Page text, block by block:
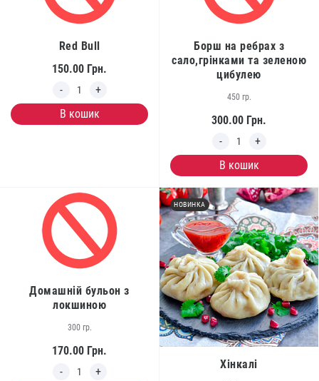
Red Bull
150.00 Грн.
В кошик
Борш на ребрах з
сало,грінками та зеленою
цибулею
450 гр.
300.00 Грн.
В кошик
Домашній бульон з
локшиною
300 гр.
170.00 Грн.
НОВИНКА
Хінкалі